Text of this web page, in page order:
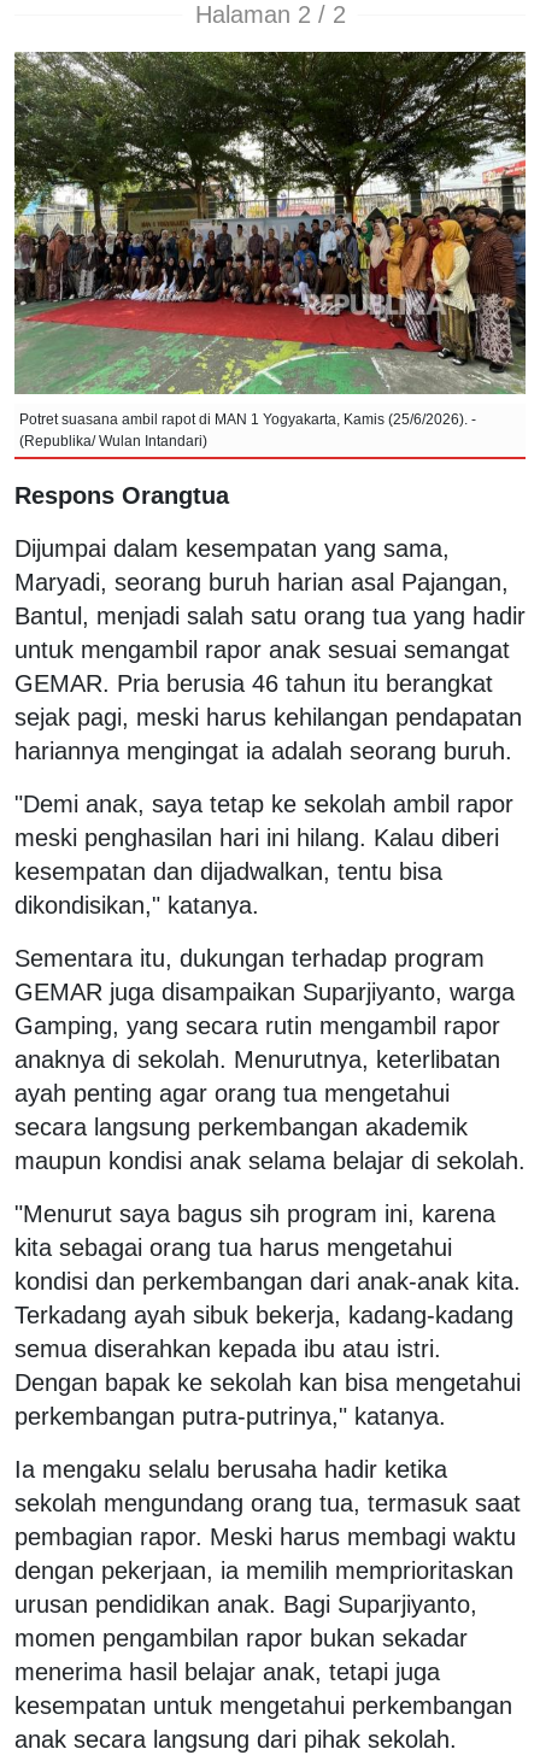
Halaman 2 / 2
Potret suasana ambil rapot di MAN 1 Yogyakarta, Kamis (25/6/2026). -
(Republika/ Wulan Intandari)
Respons Orangtua
Dijumpai dalam kesempatan yang sama,
Maryadi, seorang buruh harian asal Pajangan,
Bantul, menjadi salah satu orang tua yang hadir
untuk mengambil rapor anak sesuai semangat
GEMAR. Pria berusia 46 tahun itu berangkat
sejak pagi, meski harus kehilangan pendapatan
hariannya mengingat ia adalah seorang buruh.
"Demi anak, saya tetap ke sekolah ambil rapor
meski penghasilan hari ini hilang. Kalau diberi
kesempatan dan dijadwalkan, tentu bisa
dikondisikan," katanya.
Sementara itu, dukungan terhadap program
GEMAR juga disampaikan Suparjiyanto, warga
Gamping, yang secara rutin mengambil rapor
anaknya di sekolah. Menurutnya, keterlibatan
ayah penting agar orang tua mengetahui
secara langsung perkembangan akademik
maupun kondisi anak selama belajar di sekolah.
"Menurut saya bagus sih program ini, karena
kita sebagai orang tua harus mengetahui
kondisi dan perkembangan dari anak-anak kita.
Terkadang ayah sibuk bekerja, kadang-kadang
semua diserahkan kepada ibu atau istri.
Dengan bapak ke sekolah kan bisa mengetahui
perkembangan putra-putrinya," katanya.
Ia mengaku selalu berusaha hadir ketika
sekolah mengundang orang tua, termasuk saat
pembagian rapor. Meski harus membagi waktu
dengan pekerjaan, ia memilih memprioritaskan
urusan pendidikan anak. Bagi Suparjiyanto,
momen pengambilan rapor bukan sekadar
menerima hasil belajar anak, tetapi juga
kesempatan untuk mengetahui perkembangan
anak secara langsung dari pihak sekolah.